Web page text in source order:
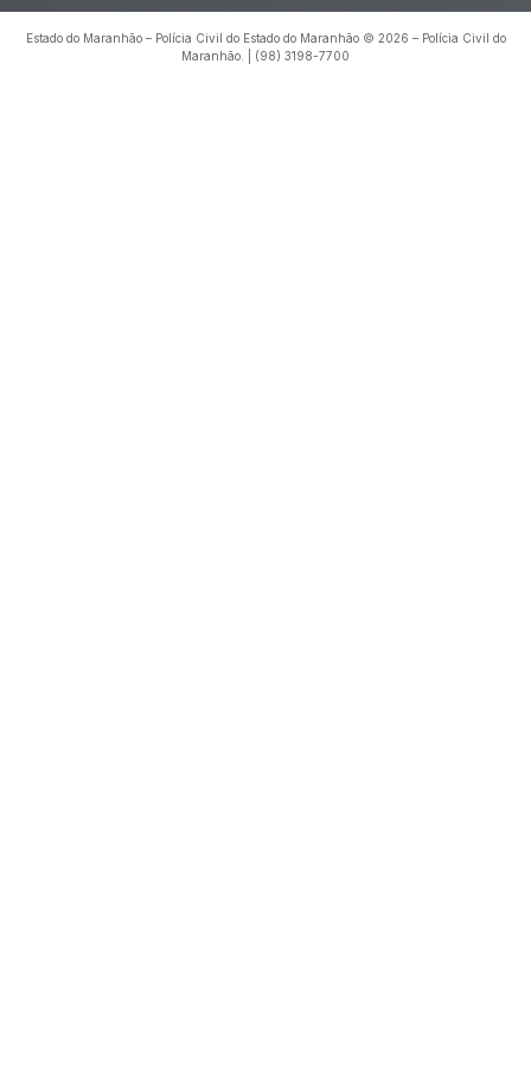
Estado do Maranhão – Polícia Civil do Estado do Maranhão © 2026 – Polícia Civil do
Maranhão. | (98) 3198-7700